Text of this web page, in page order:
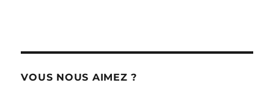
VOUS NOUS AIMEZ ?